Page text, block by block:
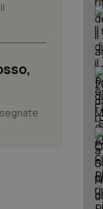
sulle pagine
le
per la loro
sul consenso